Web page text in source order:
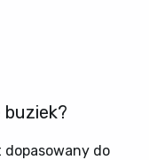
buziek?
dopasowany do